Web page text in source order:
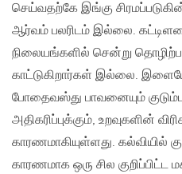
செய்வதற்கே இங்கு
ஆர்வம் பலரிடம் இல்லை.
நிலையங்களில் சென்று
காட்டுகிறார்கள் இல்லை.
போதைவஸ்து பாவனையும்
அதிகரிப்புக்கும், உறவுகளின்
காரணமாகியுள்ளது. கல்வியில்
காரணமாக ஒரு சில